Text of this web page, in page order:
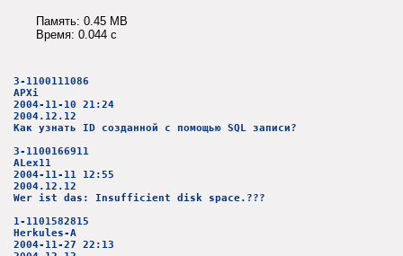
Память: 0.45 MB
Время: 0.044 c
3-1100111086
APXi
2004-11-10 21:24
2004.12.12
Как узнать ID созданной с помощью SQL записи?
3-1100166911
ALex11
2004-11-11 12:55
2004.12.12
Wer ist das: Insufficient disk space.???
1-1101582815
Herkules-A
2004-11-27 22:13